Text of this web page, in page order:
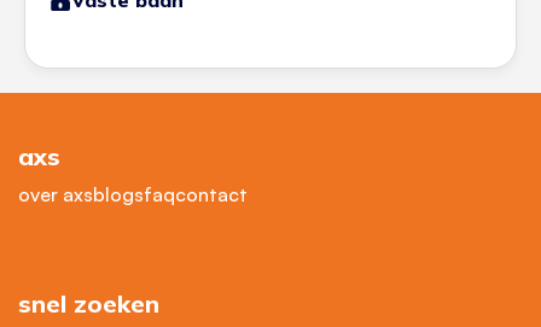
axs
over axsblogsfaqcontact
snel zoeken